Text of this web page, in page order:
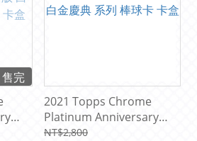
售完
白金
2021 Topps Chrome
Platinum Anniversary
Baseball HOBBY LITE 鉻版
NT$2,800